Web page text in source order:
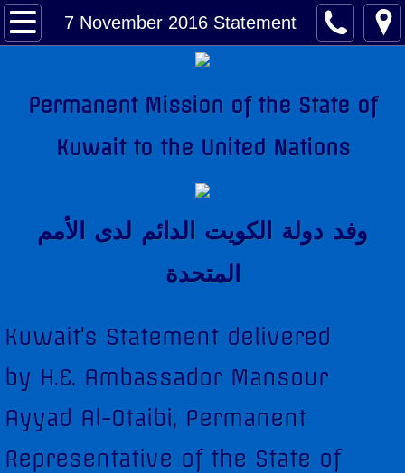
7 November 2016 Statement
About Kuwait
Kuwait Links
The National Anthem
Kuwait & The United Nations
Kuwait Mission
Former Permanent Representatives
Diplomatic Staff
Permanent Mission of the State of
Kuwait to the United Nations
وفد دولة الكويت الدائم لدى اﻷمم
المتحدة
Kuwait's Statement delivered
by H.E. Ambassador Mansour
Ayyad Al-Otaibi, Permanent
Representative of the State of